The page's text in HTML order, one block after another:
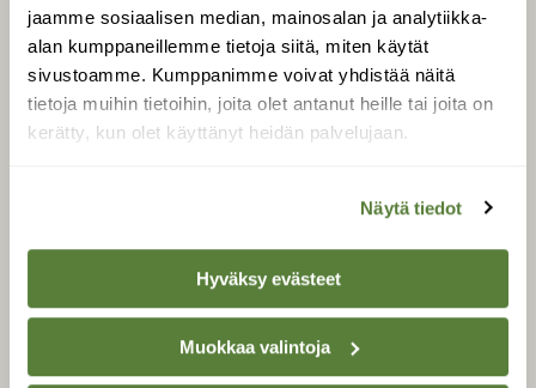
jaamme sosiaalisen median, mainosalan ja analytiikka-
alan kumppaneillemme tietoja siitä, miten käytät
sivustoamme. Kumppanimme voivat yhdistää näitä
tietoja muihin tietoihin, joita olet antanut heille tai joita on
kerätty, kun olet käyttänyt heidän palvelujaan.
Näytä tiedot
Hyväksy evästeet
Muokkaa valintoja
SUOMEN LUONNON­
SUOJELU­LIITTO
Suomen Luonto -lehden
luonnonsuojelu­liitto.